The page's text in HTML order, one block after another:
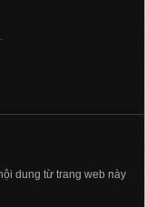
dung từ trang web này